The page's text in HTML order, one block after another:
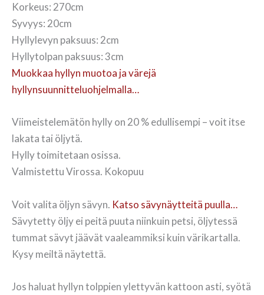
Korkeus: 270cm
Syvyys: 20cm
Hyllylevyn paksuus: 2cm
Hyllytolpan paksuus: 3cm
Muokkaa hyllyn muotoa ja värejä
hyllynsuunnitteluohjelmalla…
Viimeistelemätön hylly on 20 % edullisempi – voit itse
lakata tai öljytä.
Hylly toimitetaan osissa.
Valmistettu Virossa. Kokopuu
Voit valita öljyn sävyn. Katso sävynäytteitä puulla…
Sävytetty öljy ei peitä puuta niinkuin petsi, öljytessä
tummat sävyt jäävät vaaleammiksi kuin värikartalla.
Kysy meiltä näytettä.
Jos haluat hyllyn tolppien ylettyvän kattoon asti, syötä